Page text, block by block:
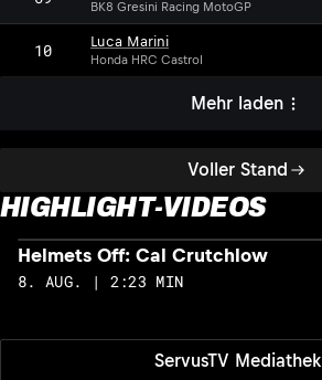
Voller Stand
BK8 Gresini Racing MotoGP
10 Luca Marini
Honda HRC Castrol
Mehr laden
HIGHLIGHT-VIDEOS
ServusTV Mediathek
Helmets Off: Cal Crutchlow
8. AUG. | 2:23 MIN